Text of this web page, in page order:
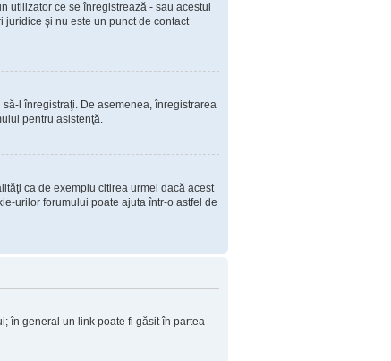
utilizator ce se înregistrează - sau acestui
juridice şi nu este un punct de contact
l înregistraţi. De asemenea, înregistrarea
pentru asistenţă.
ca de exemplu citirea urmei dacă acest
urilor forumului poate ajuta într-o astfel de
în general un link poate fi găsit în partea